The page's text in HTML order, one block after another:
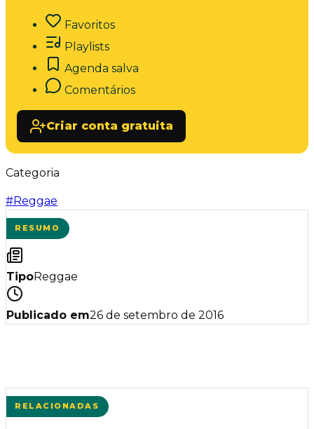
Favoritos
Playlists
Agenda salva
Comentários
Criar conta gratuita
Categoria
#Reggae
RESUMO
TipoReggae
Publicado em26 de setembro de 2016
RELACIONADAS